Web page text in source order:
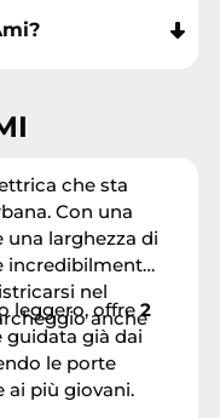
che sta
Con una
una larghezza di
incredibilmente
nel
anche
leggero, offre2
guidata già dai
le porte
ai più giovani.